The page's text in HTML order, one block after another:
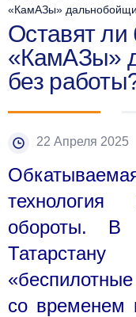
«КамАЗы»
Оставят ли
«КамАЗы»
без
22 Апреля 2025
технология
обороты. В
со временем